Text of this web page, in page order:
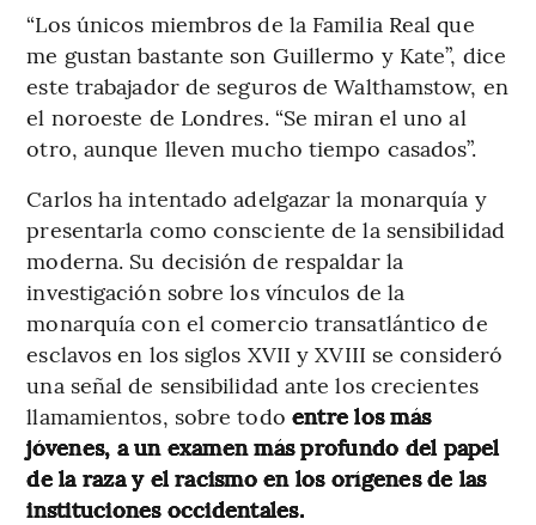
“Los únicos miembros de la Familia Real que
me gustan bastante son Guillermo y Kate”, dice
este trabajador de seguros de Walthamstow, en
el noroeste de Londres. “Se miran el uno al
otro, aunque lleven mucho tiempo casados”.
Carlos ha intentado adelgazar la monarquía y
presentarla como consciente de la sensibilidad
moderna. Su decisión de respaldar la
investigación sobre los vínculos de la
monarquía con el comercio transatlántico de
esclavos en los siglos XVII y XVIII se consideró
una señal de sensibilidad ante los crecientes
llamamientos, sobre todo entre los más
jóvenes, a un examen más profundo del papel
de la raza y el racismo en los orígenes de las
instituciones occidentales.